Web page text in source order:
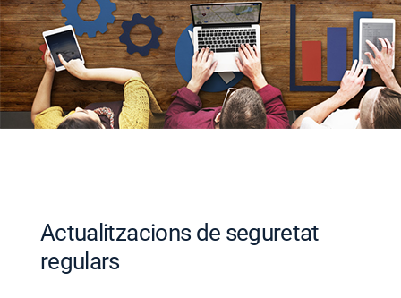
Actualitzacions de seguretat
regulars